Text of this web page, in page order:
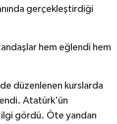
gerçekleştirdiği
hem eğlendi hem
düzenlenen kurslarda
Atatürk'ün
ilgi gördü. Öte yandan